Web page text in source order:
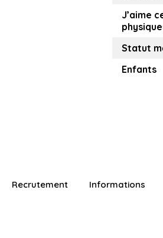
J’aime
Statut
Enfants
Recrutement Informations